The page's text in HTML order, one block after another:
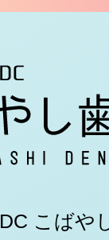
こばや